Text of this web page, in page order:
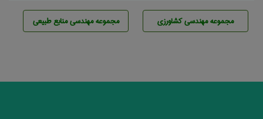
مجموعه مهندسی كشاورزی مجموعه مهندسی منابع طبيعی